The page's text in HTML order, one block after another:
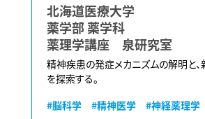
北海道医療大学
薬学部 薬学科
薬理学講座 泉研究室
精神疾患の発症メカニズムの解明と
を探索する。
#脳科学
#精神医学
#神経薬理学